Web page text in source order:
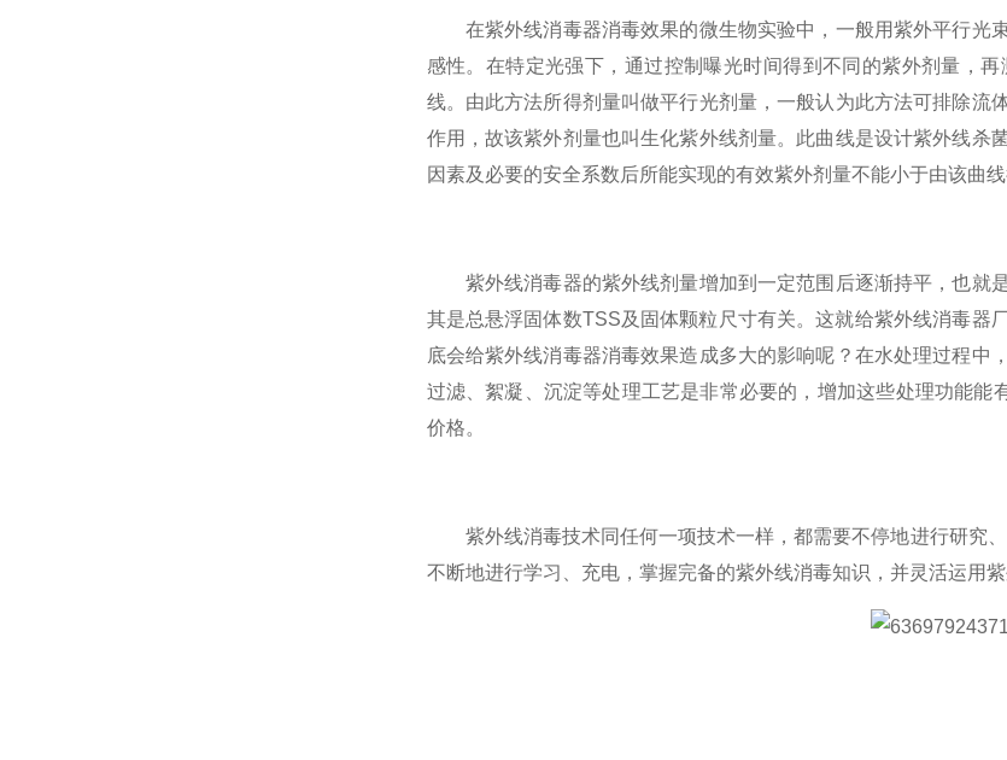
在紫外线消毒器消毒效果的微生物实验中，一般用紫外平行光
感性。在特定光强下，通过控制曝光时间得到不同的紫外剂量，
线。由此方法所得剂量叫做平行光剂量，一般认为此方法可排除
作用，故该紫外剂量也叫生化紫外线剂量。此曲线是设计紫外线
因素及必要的安全系数后所能实现的有效紫外剂量不能小于由该曲
紫外线消毒器的紫外线剂量增加到一定范围后逐渐持平，也就
其是总悬浮固体数TSS及固体颗粒尺寸有关。这就给紫外线消毒器
底会给紫外线消毒器消毒效果造成多大的影响呢？在水处理过程
过滤、絮凝、沉淀等处理工艺是非常必要的，增加这些处理功能
价格。
紫外线消毒技术同任何一项技术一样，都需要不停地进行研究
不断地进行学习、充电，掌握完备的紫外线消毒知识，并灵活运用